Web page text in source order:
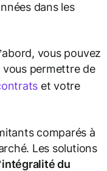
dans les
vous pouvez
permettre de
et votre
comparés à
Les solutions
intégralité du